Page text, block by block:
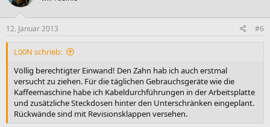
12. Januar 2013 #6
L00N schrieb:
Völlig berechtigter Einwand! Den Zahn hab ich auch erstmal
versucht zu ziehen. Für die täglichen Gebrauchsgeräte wie die
Kaffeemaschine habe ich Kabeldurchführungen in der Arbeitsplatte
und zusätzliche Steckdosen hinter den Unterschränken eingeplant.
Rückwände sind mit Revisionsklappen versehen.